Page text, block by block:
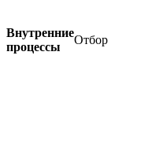
Внутренние
процессы
Отбор